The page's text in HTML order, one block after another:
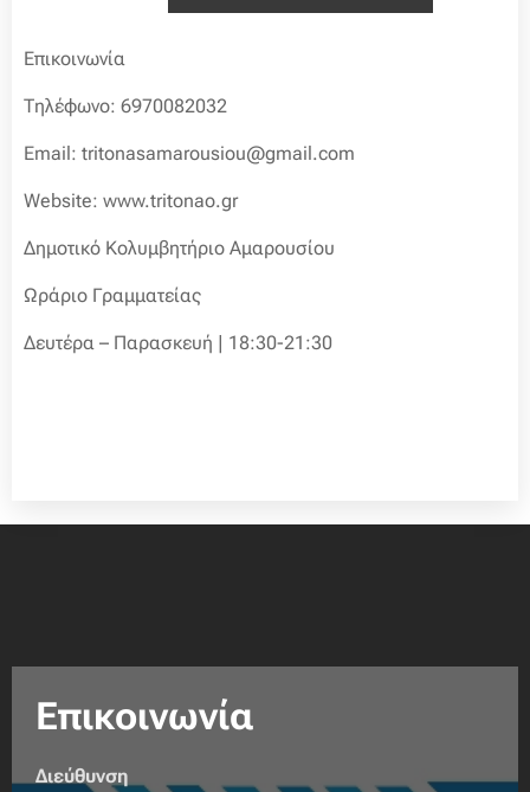
Επικοινωνία
Τηλέφωνο: 6970082032
Email: tritonasamarousiou@gmail.com
Website: www.tritonao.gr
Δημοτικό Κολυμβητήριο Αμαρουσίου
Ωράριο Γραμματείας
Δευτέρα – Παρασκευή | 18:30-21:30
Επικοινωνία
Διεύθυνση